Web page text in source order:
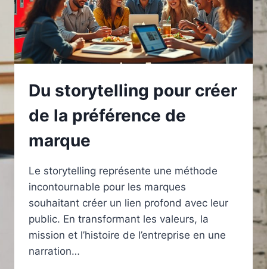
Du storytelling pour créer
de la préférence de
marque
Le storytelling représente une méthode
incontournable pour les marques
souhaitant créer un lien profond avec leur
public. En transformant les valeurs, la
mission et l’histoire de l’entreprise en une
narration…